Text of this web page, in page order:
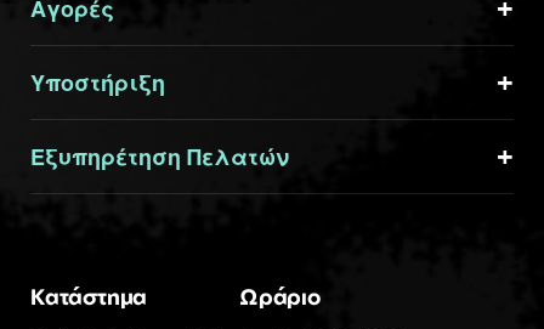
Αγορές
Υποστήριξη
Εξυπηρέτηση Πελατών
Κατάστημα Ωράριο